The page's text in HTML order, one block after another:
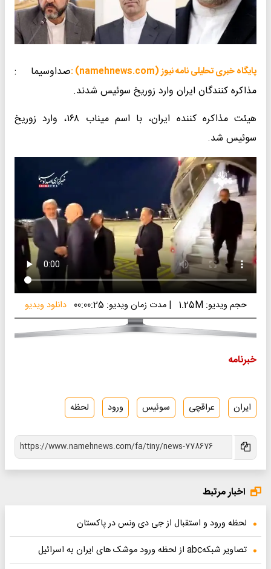
پایگاه خبری تحلیلی نامه نیوز (namehnews.com) :
صداوسیما :
مذاکره کنندگان ایران وارد زوریخ سوئیس شدند.
هیئت مذاکره کننده ایران، با اسم میناب ۱۶۸، وارد زوریخ
سوئیس شد.
حجم ویدیو: 1.25M |مدت زمان ویدیو: 00:00:25 دانلود ویدیو
خبرنامه
ایران عراقچی سوئیس ورود لحظه
اخبار مرتبط
لحظه ورود و استقبال از جی دی ونس در پاکستان
تصاویر شبکهabc از لحظه ورود موشک های ایران به اسرائیل